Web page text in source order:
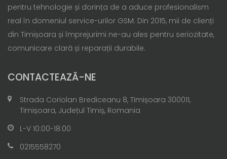
pentru tehnologie și dorința de a aduce profesionalism
real în domeniul service-urilor GSM. Din 2015, mii de clienți
din Timișoara și împrejurimi ne-au ales pentru seriozitate,
comunicare clară și reparații durabile.
CONTACTEAZĂ-NE
Strada Coriolan Brediceanu 8, Timișoara 300011,
Timișoara, Județul Timiș, Romania
L-V 10:00-18:00
0215558270